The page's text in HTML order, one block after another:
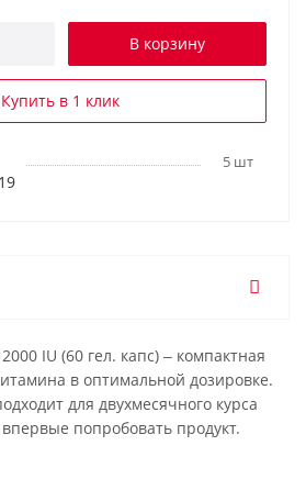
В корзину
Купить в 1 клик
5 шт
IU (60 гел. капс) ‒ компактная
в оптимальной дозировке.
для двухмесячного курса
попробовать продукт.